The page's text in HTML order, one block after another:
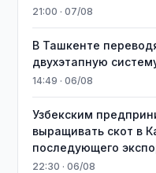
21:00 · 07/08
В Ташкенте
двухэтапную
14:49 · 06/08
Узбекским
выращивать скот в
последующего
22:30 · 06/08